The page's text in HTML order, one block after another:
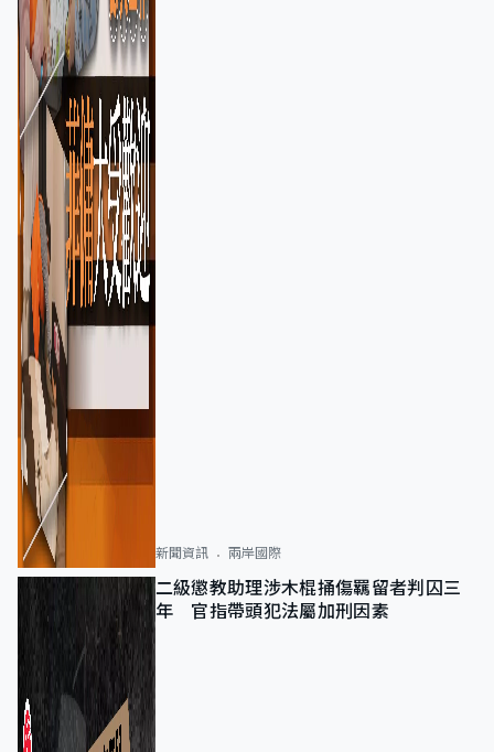
新聞資訊 兩岸國際
二級懲教助理涉木棍捅傷羈留者判囚三
年 官指帶頭犯法屬加刑因素